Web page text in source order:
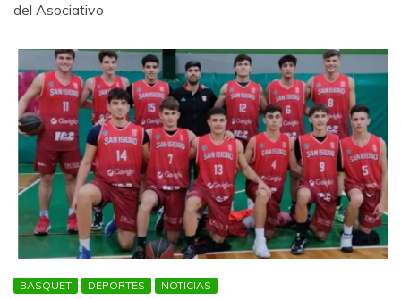
del Asociativo
BASQUET DEPORTES NOTICIAS